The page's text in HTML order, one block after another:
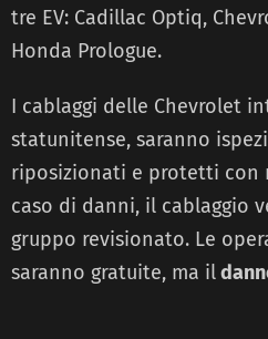
tre EV: Cadillac Optiq,
Honda Prologue.
I cablaggi delle Chevrolet
statunitense, saranno
riposizionati e protetti con
caso di danni, il cablaggio
gruppo revisionato. Le
saranno gratuite, ma il